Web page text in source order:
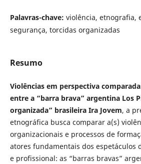
Palavras-chave: violência, etnografia,
segurança, torcidas organizadas
Resumo
Violências em perspectiva
entre a “barra brava” argentina Los
organizada” brasileira Ira Jovem, a
etnográfica busca comparar a(s)
organizacionais e processos de
atores fundamentais dos espetáculos
e profissional: as “barras bravas”